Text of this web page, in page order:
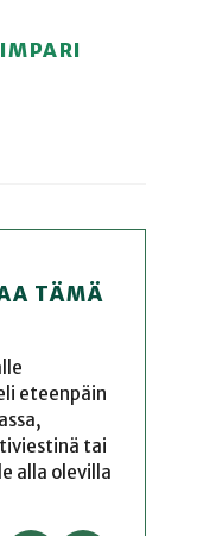
TÄMÄ
eteenpäin
tai
alla olevilla